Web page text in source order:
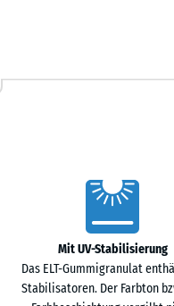
und
und Bewegungszonen
Gummigranulat. Die
ist robust und dauerhaft
bieten die Puzzlematten
Mit UV-Stabilisierung
Das ELT-Gummigranulat
Stabilisatoren. Der Farbton